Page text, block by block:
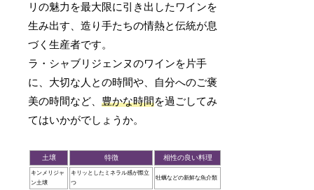
リの魅力を最大限に引き出したワインを
生み出す、造り手たちの情熱と伝統が息
づく生産者です。
ラ・シャブリジェンヌのワインを片手
に、大切な人との時間や、自分へのご褒
美の時間など、豊かな時間を過ごしてみ
てはいかがでしょうか。
土壌 特徴 相性の良い料理
キンメリジャ
ン土壌
キリッとしたミネラル感が際立
つ
牡蠣などの新鮮な魚介類